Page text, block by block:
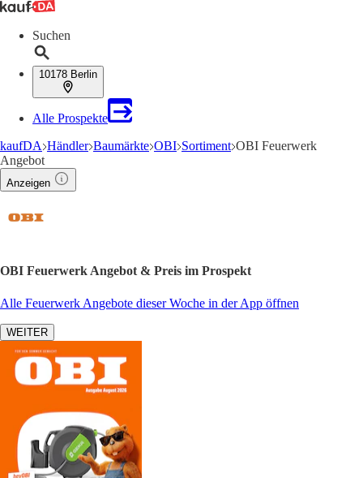
Suchen
10178 Berlin
Alle Prospekte
kaufDA Händler Baumärkte OBI Sortiment OBI Feuerwerk
Angebot
Anzeigen
OBI Feuerwerk Angebot & Preis im Prospekt
Alle Feuerwerk Angebote dieser Woche in der App öffnen
WEITER